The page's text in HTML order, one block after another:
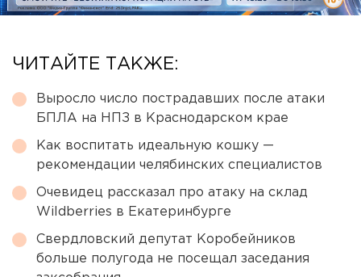
ЧИТАЙТЕ ТАКЖЕ:
Выросло число пострадавших после атаки
БПЛА на НПЗ в Краснодарском крае
Как воспитать идеальную кошку —
рекомендации челябинских специалистов
Очевидец рассказал про атаку на склад
Wildberries в Екатеринбурге
Свердловский депутат Коробейников
больше полугода не посещал заседания